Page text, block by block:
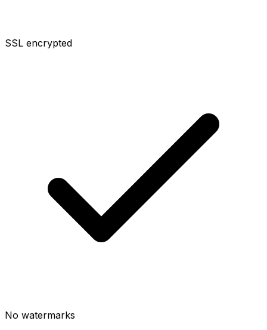
SSL encrypted
No watermarks